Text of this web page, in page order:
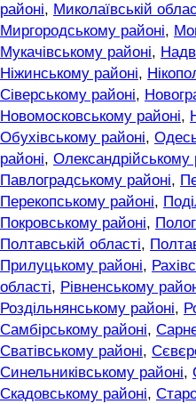
районі, Миколаївській
Миргородському районі,
Мукачівському районі,
Ніжинському районі,
Сіверському районі,
Новомосковському районі,
Обухівському районі,
районі, Олександрійському
Павлоградському районі,
Перекопському районі,
Покровському районі,
Полтавській області,
Прилуцькому районі,
області, Рівненському
Роздільнянському районі,
Самбірському районі,
Сватівському районі,
Синельниківському районі,
Скадовському районі,